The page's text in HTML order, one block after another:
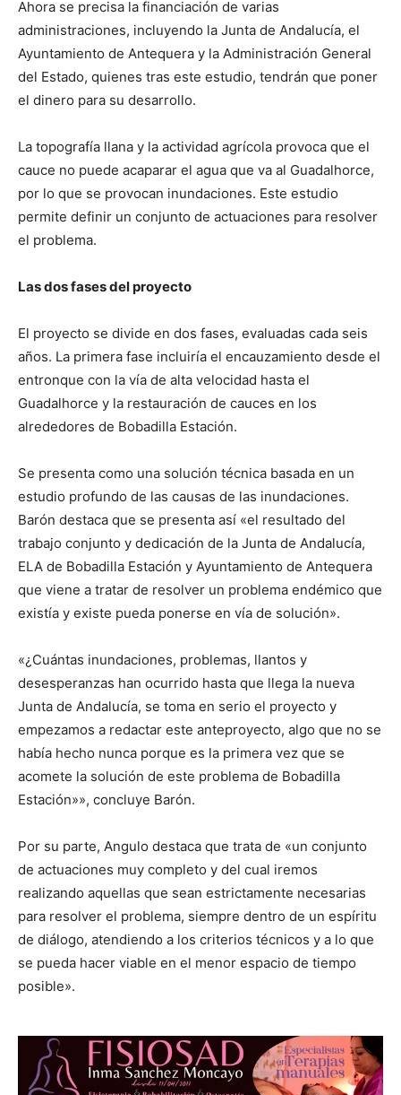
Ahora se precisa la financiación de varias
administraciones, incluyendo la Junta de Andalucía, el
Ayuntamiento de Antequera y la Administración General
del Estado, quienes tras este estudio, tendrán que poner
el dinero para su desarrollo.
La topografía llana y la actividad agrícola provoca que el
cauce no puede acaparar el agua que va al Guadalhorce,
por lo que se provocan inundaciones. Este estudio
permite definir un conjunto de actuaciones para resolver
el problema.
Las dos fases del proyecto
El proyecto se divide en dos fases, evaluadas cada seis
años. La primera fase incluiría el encauzamiento desde el
entronque con la vía de alta velocidad hasta el
Guadalhorce y la restauración de cauces en los
alrededores de Bobadilla Estación.
Se presenta como una solución técnica basada en un
estudio profundo de las causas de las inundaciones.
Barón destaca que se presenta así «el resultado del
trabajo conjunto y dedicación de la Junta de Andalucía,
ELA de Bobadilla Estación y Ayuntamiento de Antequera
que viene a tratar de resolver un problema endémico que
existía y existe pueda ponerse en vía de solución».
«¿Cuántas inundaciones, problemas, llantos y
desesperanzas han ocurrido hasta que llega la nueva
Junta de Andalucía, se toma en serio el proyecto y
empezamos a redactar este anteproyecto, algo que no se
había hecho nunca porque es la primera vez que se
acomete la solución de este problema de Bobadilla
Estación»», concluye Barón.
Por su parte, Angulo destaca que trata de «un conjunto
de actuaciones muy completo y del cual iremos
realizando aquellas que sean estrictamente necesarias
para resolver el problema, siempre dentro de un espíritu
de diálogo, atendiendo a los criterios técnicos y a lo que
se pueda hacer viable en el menor espacio de tiempo
posible».